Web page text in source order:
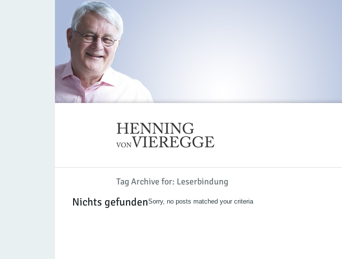
Tag Archive for: Leserbindung
Nichts gefundenSorry, no posts matched your criteria